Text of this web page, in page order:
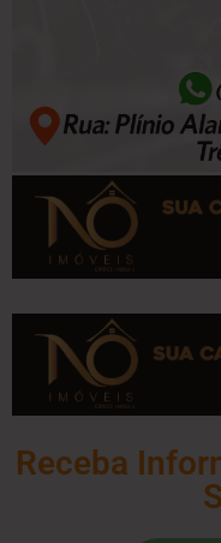
Receba